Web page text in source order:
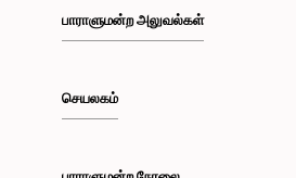
பாராளுமன்ற அலுவல்கள்
செயலகம்